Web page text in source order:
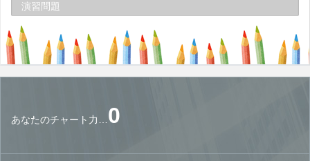
演習問題
あなたのチャート力… 0